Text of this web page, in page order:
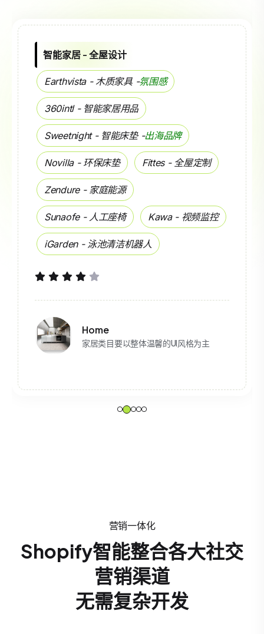
智能家居 - 全屋设计
Earthvista - 木质家具 -氛围感
360intl - 智能家居用品
Sweetnight - 智能床垫 -出海品牌
Novilla - 环保床垫 Fittes - 全屋定制
Zendure - 家庭能源
Sunaofe - 人工座椅 Kawa - 视频监控
iGarden - 泳池清洁机器人
Home
家居类目要以整体温馨的UI风格为主
营销一体化
Shopify智能整合各大社交
营销渠道
无需复杂开发